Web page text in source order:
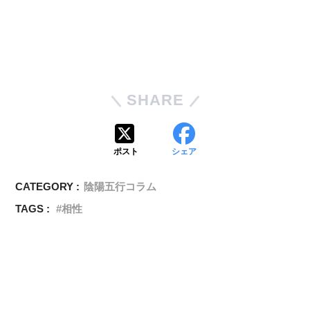
SHARE
ポスト シェア
CATEGORY : 陰陽五行コラム
TAGS :
相性